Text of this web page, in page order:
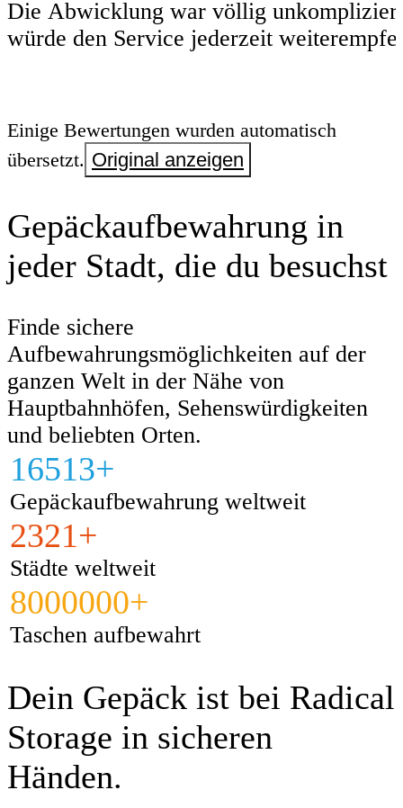
Die Abwicklung war völlig
würde den Service jederzeit
Einige Bewertungen wurden automatisch
übersetzt. Original anzeigen
Gepäckaufbewahrung in
jeder Stadt, die du besuchst
Finde sichere
Aufbewahrungsmöglichkeiten auf der
ganzen Welt in der Nähe von
Hauptbahnhöfen, Sehenswürdigkeiten
und beliebten Orten.
16513+
Gepäckaufbewahrung weltweit
2321+
Städte weltweit
8000000+
Taschen aufbewahrt
Dein Gepäck ist bei Radical
Storage in sicheren
Händen.